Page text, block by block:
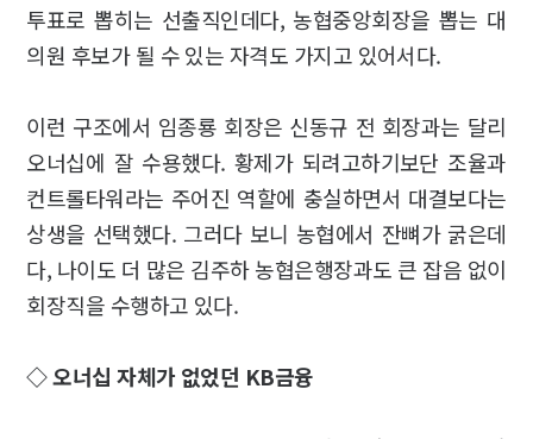
투표로 뽑히는 선출직인데다, 농협중앙회장을 뽑는 대
의원 후보가 될 수 있는 자격도 가지고 있어서다.
이런 구조에서 임종룡 회장은 신동규 전 회장과는 달리
오너십에 잘 수용했다. 황제가 되려고하기보단 조율과
컨트롤타워라는 주어진 역할에 충실하면서 대결보다는
상생을 선택했다. 그러다 보니 농협에서 잔뼈가 굵은데
다, 나이도 더 많은 김주하 농협은행장과도 큰 잡음 없이
회장직을 수행하고 있다.
◇ 오너십 자체가 없었던 KB금융